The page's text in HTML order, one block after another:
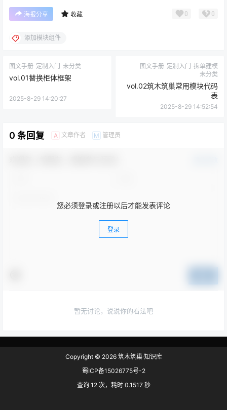
海报分享 收藏 0 0
添加模块组件
图文手册 定制入门 未分类
vol.01替换柜体框架
2025-8-29 14:20:27
图文手册 定制入门 拆单建模
未分类
vol.02筑木筑巢常用模块代码
表
2025-8-29 14:52:54
0 条回复 A 文章作者 M 管理员
您必须登录或注册以后才能发表评论
登录
暂无讨论，说说你的看法吧
Copyright © 2026筑木筑巢·知识库
蜀ICP备15026775号-2
查询 12 次，耗时 0.1517 秒